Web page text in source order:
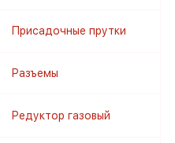
Присадочные прутки
Разъемы
Редуктор газовый